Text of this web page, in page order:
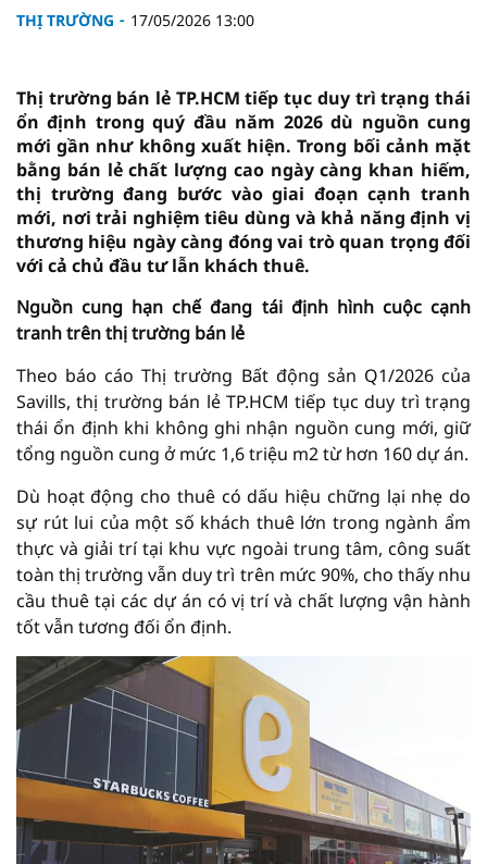
THỊ TRƯỜNG 17/05/2026 13:00
Thị trường bán lẻ TP.HCM tiếp tục duy trì trạng thái
ổn định trong quý đầu năm 2026 dù nguồn cung
mới gần như không xuất hiện. Trong bối cảnh mặt
bằng bán lẻ chất lượng cao ngày càng khan hiếm,
thị trường đang bước vào giai đoạn cạnh tranh
mới, nơi trải nghiệm tiêu dùng và khả năng định vị
thương hiệu ngày càng đóng vai trò quan trọng đối
với cả chủ đầu tư lẫn khách thuê.
Nguồn cung hạn chế đang tái định hình cuộc cạnh
tranh trên thị trường bán lẻ
Theo báo cáo Thị trường Bất động sản Q1/2026 của
Savills, thị trường bán lẻ TP.HCM tiếp tục duy trì trạng
thái ổn định khi không ghi nhận nguồn cung mới, giữ
tổng nguồn cung ở mức 1,6 triệu m2 từ hơn 160 dự án.
Dù hoạt động cho thuê có dấu hiệu chững lại nhẹ do
sự rút lui của một số khách thuê lớn trong ngành ẩm
thực và giải trí tại khu vực ngoài trung tâm, công suất
toàn thị trường vẫn duy trì trên mức 90%, cho thấy nhu
cầu thuê tại các dự án có vị trí và chất lượng vận hành
tốt vẫn tương đối ổn định.